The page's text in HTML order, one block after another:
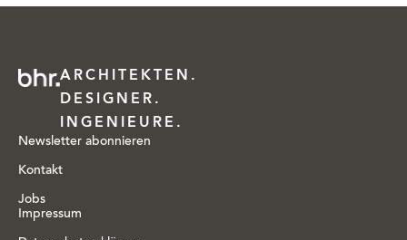
ARCHITEKTEN.
DESIGNER.
INGENIEURE.
Newsletter abonnieren
Kontakt
Jobs
Impressum